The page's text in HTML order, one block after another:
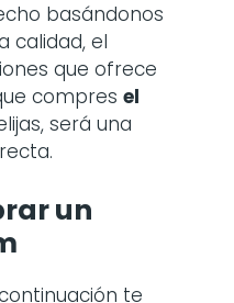
basándonos
calidad, el
que ofrece
compres el
será una
un
te